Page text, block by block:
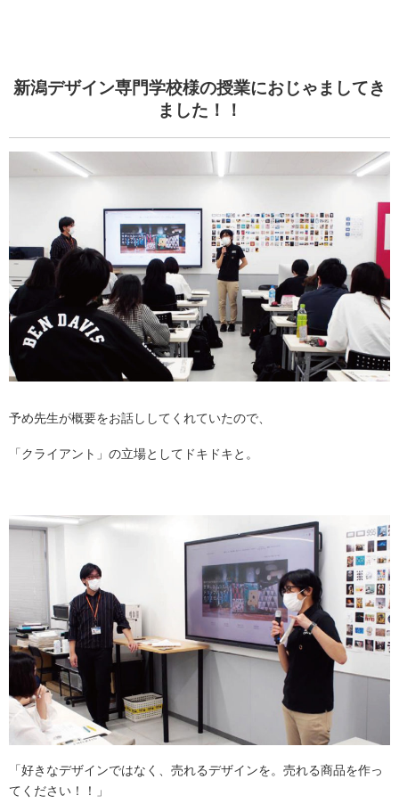
新潟デザイン専門学校様の授業におじゃましてき
ました！！
予め先生が概要をお話ししてくれていたので、
「クライアント」の立場としてドキドキと。
「好きなデザインではなく、売れるデザインを。売れる商品を作っ
てください！！」